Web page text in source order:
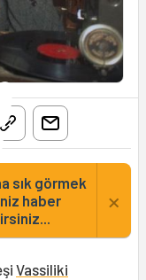
sık görmek
haber
×
Vassiliki